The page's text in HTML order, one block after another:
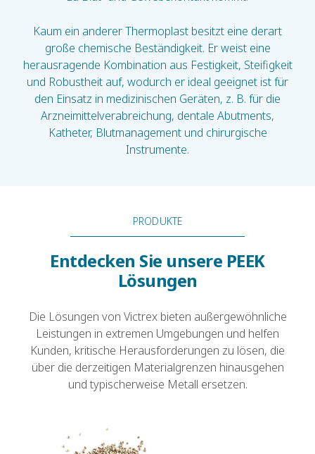
Kaum ein anderer Thermoplast besitzt eine derart
große chemische Beständigkeit. Er weist eine
herausragende Kombination aus Festigkeit, Steifigkeit
und Robustheit auf, wodurch er ideal geeignet ist für
den Einsatz in medizinischen Geräten, z. B. für die
Arzneimittelverabreichung, dentale Abutments,
Katheter, Blutmanagement und chirurgische
Instrumente.
PRODUKTE
Entdecken Sie unsere PEEK
Lösungen
Die Lösungen von Victrex bieten außergewöhnliche
Leistungen in extremen Umgebungen und helfen
Kunden, kritische Herausforderungen zu lösen, die
über die derzeitigen Materialgrenzen hinausgehen
und typischerweise Metall ersetzen.